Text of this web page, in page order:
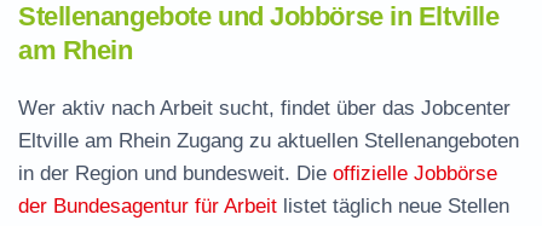
Stellenangebote und Jobbörse in Eltville
am Rhein
Wer aktiv nach Arbeit sucht, findet über das Jobcenter
Eltville am Rhein Zugang zu aktuellen Stellenangeboten
in der Region und bundesweit. Die offizielle Jobbörse
der Bundesagentur für Arbeit listet täglich neue Stellen